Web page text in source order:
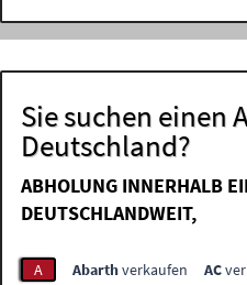
Sie suchen einen
Deutschland?
ABHOLUNG INNERHALB
DEUTSCHLANDWEIT,
A Abarthverkaufen AC